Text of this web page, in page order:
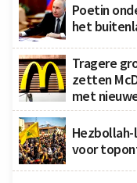
Poetin
het
Tragere
zetten
met
voor